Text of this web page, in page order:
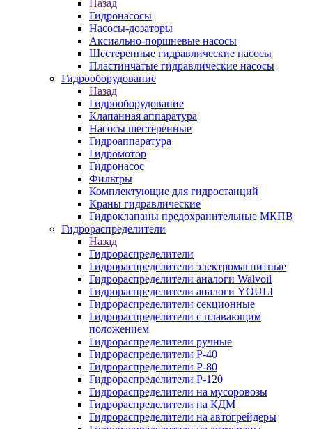
Назад
Гидронасосы
Насосы-дозаторы
Аксиально-поршневые насосы
Шестеренные гидравлические насосы
Пластинчатые гидравлические насосы
Гидрооборудование
Назад
Гидрооборудование
Клапанная аппаратура
Насосы шестеренные
Гидроаппаратура
Гидромотор
Гидронасос
Фильтры
Комплектующие для гидростанций
Краны гидравлические
Гидроклапаны предохранительные МКПВ
Гидрораспределители
Назад
Гидрораспределители
Гидрораспределители электромагнитные
Гидрораспределители аналоги Walvoil
Гидрораспределители аналоги YOULI
Гидрораспределители секционные
Гидрораспределители с плавающим
положением
Гидрораспределители ручные
Гидрораспределители Р-40
Гидрораспределители Р-80
Гидрораспределители Р-120
Гидрораспределители на мусоровозы
Гидрораспределители на КДМ
Гидрораспределители на автогрейдеры